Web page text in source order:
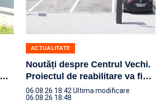
…
ACTUALITATE
Noutăți despre Centrul Vechi.
Proiectul de reabilitare va fi…
06.08.26 18:42 Ultima modificare
06.08.26 18:48